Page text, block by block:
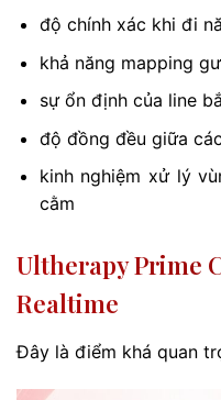
độ chính xác khi đi
khả năng mapping
sự ổn định của line
độ đồng đều giữa
kinh nghiệm xử lý
cằm
Ultherapy Prime
Realtime
Đây là điểm khá quan